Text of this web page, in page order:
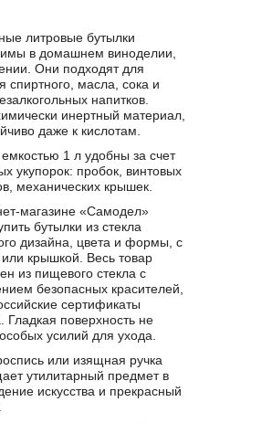
литровые бутылки
в домашнем виноделии,
Они подходят для
спиртного, масла, сока и
напитков.
инертный материал,
даже к кислотам.
1 л удобны за счет
укупорок: пробок, винтовых
механических крышек.
магазине «Самодел»
бутылки из стекла
дизайна, цвета и формы, с
крышкой. Весь товар
из пищевого стекла с
безопасных красителей,
сертификаты
Гладкая поверхность не
усилий для ухода.
или изящная ручка
утилитарный предмет в
искусства и прекрасный